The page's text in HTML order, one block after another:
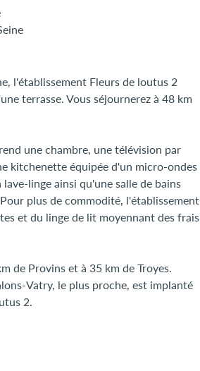
l'établissement Fleurs de loutus 2
terrasse. Vous séjournerez à 48 km
une chambre, une télévision par
kitchenette équipée d'un micro-ondes
linge ainsi qu'une salle de bains
plus de commodité, l'établissement
et du linge de lit moyennant des frais
de Provins et à 35 km de Troyes.
Vatry, le plus proche, est implanté
2.